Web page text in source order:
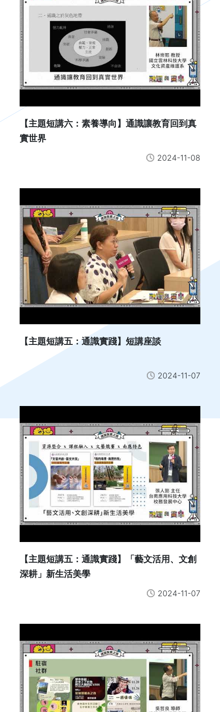
【主題短講六：素養導向】通識讓教育回到真
實世界
2024-11-08
【主題短講五：通識實踐】短講座談
2024-11-07
【主題短講五：通識實踐】「藝文活用、文創
深耕」新生活美學
2024-11-07